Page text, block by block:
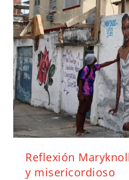
Reflexión
y misericordioso